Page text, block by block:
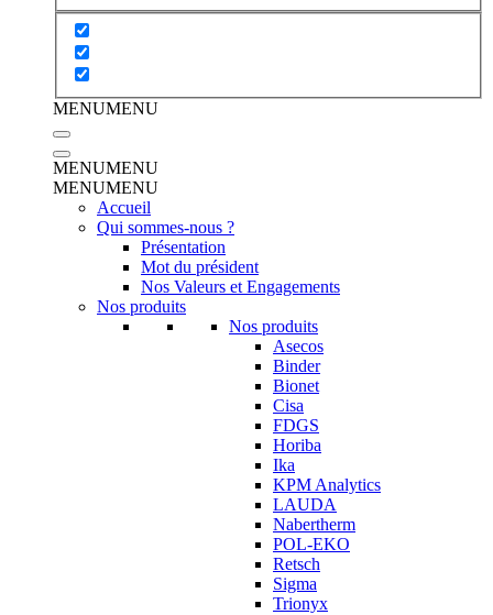
MENUMENU
MENUMENU
MENUMENU
Accueil
Qui sommes-nous ?
Présentation
Mot du président
Nos Valeurs et Engagements
Nos produits
Nos produits
Asecos
Binder
Bionet
Cisa
FDGS
Horiba
Ika
KPM Analytics
LAUDA
Nabertherm
POL-EKO
Retsch
Sigma
Trionyx